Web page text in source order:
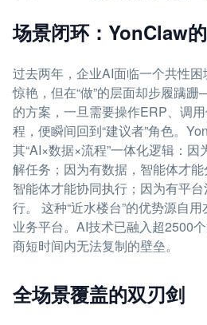
场景闭环：YonClaw
过去两年，企业AI面临一个共性困
惊艳，但在“做”的层面却步履蹒
的方案，一旦需要操作ERP、调
程，便瞬间回到“建议者”角色。
其“AI×数据×流程”一体化逻辑：
解任务；因为有数据，智能体才能
智能体才能协同执行；因为有平
行。 这种“近水楼台”的优势源自
业务平台。AI技术已融入超2500
商短时间内无法复制的壁垒。
全场景覆盖的双刃剑